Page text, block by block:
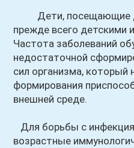
Дети, посещающие
прежде всего детскими
Частота заболеваний
недостаточной
сил организма, который
формирования
внешней среде.
Для борьбы с
возрастные